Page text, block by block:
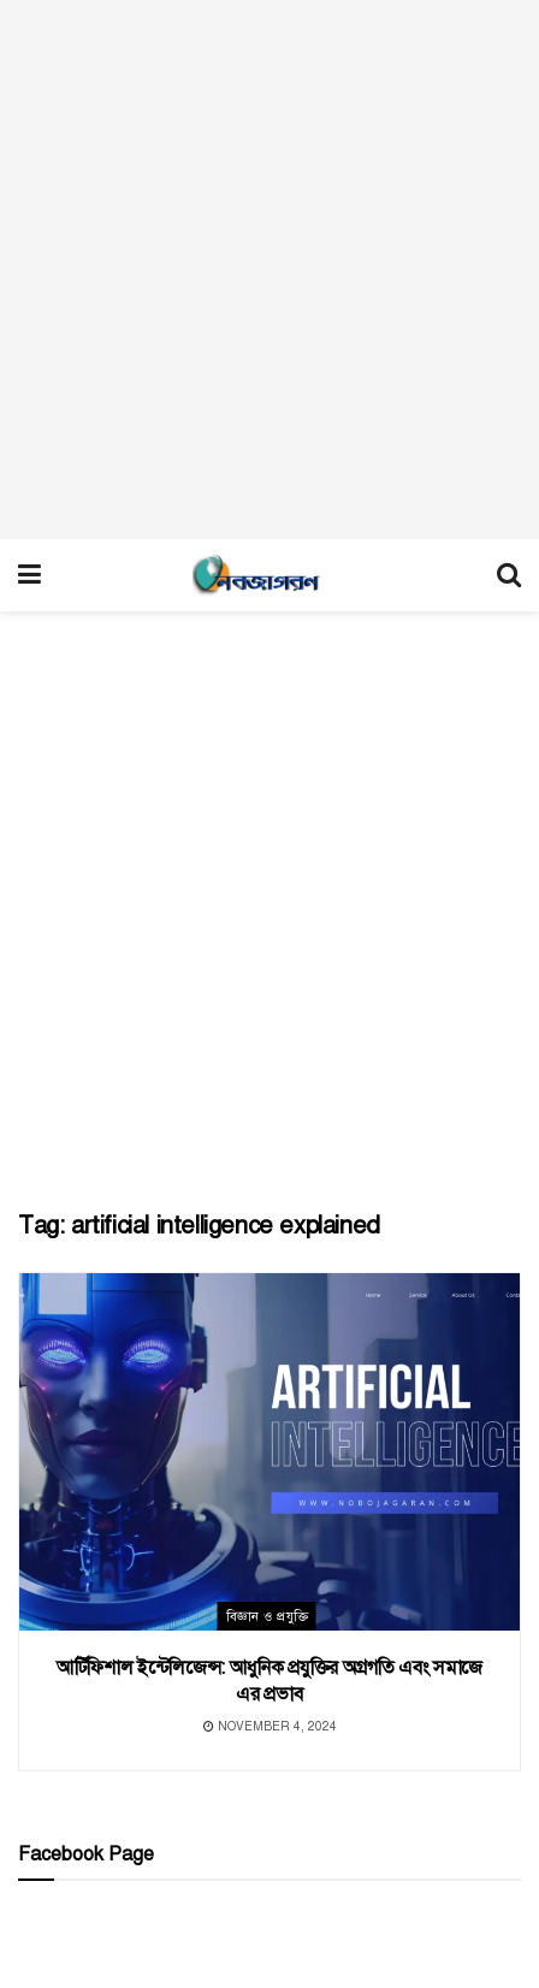
Tag: artificial intelligence explained
বিজ্ঞান ও প্রযুক্তি
আর্টিফিশাল ইন্টেলিজেন্স: আধুনিক প্রযুক্তির অগ্রগতি এবং সমাজে
এর প্রভাব
NOVEMBER 4, 2024
Facebook Page